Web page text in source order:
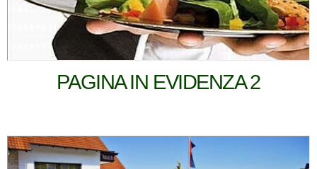
PAGINA IN EVIDENZA 2